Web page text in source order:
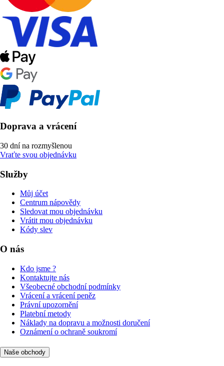
Doprava a vrácení
30 dní na rozmyšlenou
Vraťte svou objednávku
Služby
Můj účet
Centrum nápovědy
Sledovat mou objednávku
Vrátit mou objednávku
Kódy slev
O nás
Kdo jsme ?
Kontaktujte nás
Všeobecné obchodní podmínky
Vrácení a vrácení peněz
Právní upozornění
Platební metody
Náklady na dopravu a možnosti doručení
Oznámení o ochraně soukromí
Naše obchody